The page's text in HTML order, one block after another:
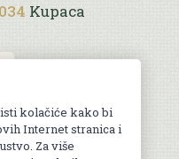
Kupaca
kolačiće kako bi
Internet stranica i
Za više